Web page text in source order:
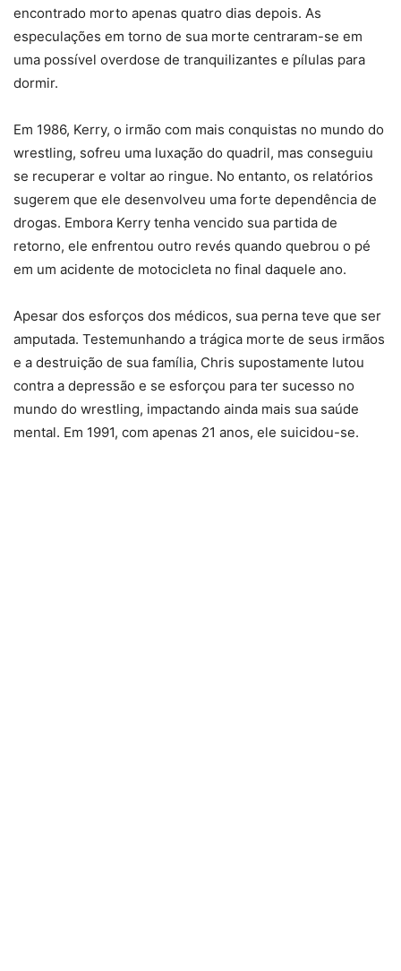
encontrado morto apenas quatro dias depois. As
especulações em torno de sua morte centraram-se em
uma possível overdose de tranquilizantes e pílulas para
dormir.
Em 1986, Kerry, o irmão com mais conquistas no mundo do
wrestling, sofreu uma luxação do quadril, mas conseguiu
se recuperar e voltar ao ringue. No entanto, os relatórios
sugerem que ele desenvolveu uma forte dependência de
drogas. Embora Kerry tenha vencido sua partida de
retorno, ele enfrentou outro revés quando quebrou o pé
em um acidente de motocicleta no final daquele ano.
Apesar dos esforços dos médicos, sua perna teve que ser
amputada. Testemunhando a trágica morte de seus irmãos
e a destruição de sua família, Chris supostamente lutou
contra a depressão e se esforçou para ter sucesso no
mundo do wrestling, impactando ainda mais sua saúde
mental. Em 1991, com apenas 21 anos, ele suicidou-se.